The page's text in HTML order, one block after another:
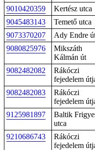
9010420359 Kertész utca
9045483143
Temető utca
9073370207
Ady Endre
9080825976
Mikszáth
Kálmán út
9082482082
Rákóczi
fejedelem
9082482083
Rákóczi
fejedelem
9125981897
Baltik
utca
9210686743
Rákóczi
fejedelem